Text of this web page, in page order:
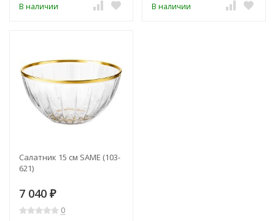
В наличии В наличии
Салатник 15 см SAME (103-
621)
7 040 ₽
0